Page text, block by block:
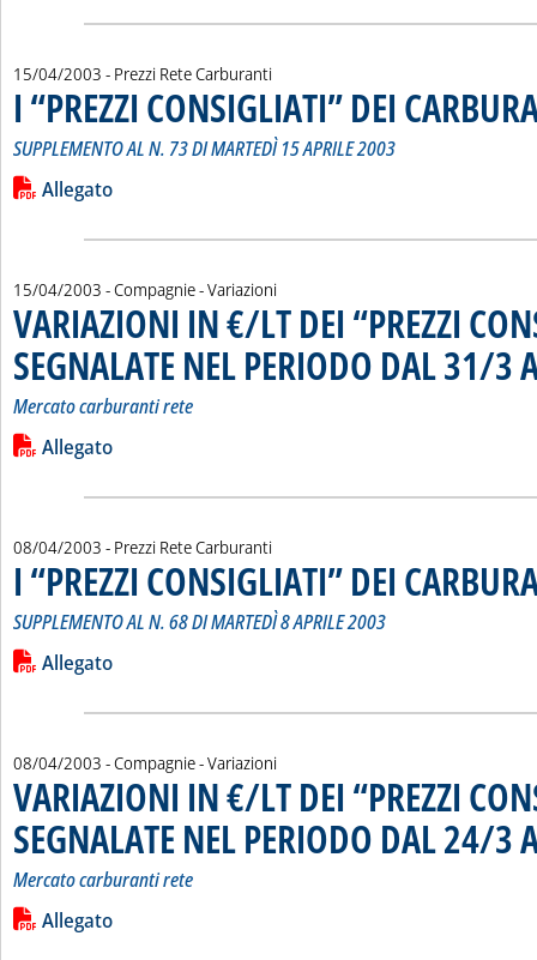
15/04/2003 - Prezzi Rete Carburanti
I “PREZZI CONSIGLIATI” DEI
SUPPLEMENTO AL N. 73 DI MARTEDÌ 15 APRILE 2003
Leggi tutta la notizia: 'I “PREZZI CONSIGLIATI” DEI
Lista allegati PDF alla notizia
Allegato
15/04/2003 - Compagnie - Variazioni
VARIAZIONI IN €/LT DEI “PREZZI
SEGNALATE NEL PERIODO DAL 31/3
Mercato carburanti rete
Leggi tutta la notizia: 'VARIAZIONI IN €/LT DEI “PREZZI
Lista allegati PDF alla notizia
Allegato
08/04/2003 - Prezzi Rete Carburanti
I “PREZZI CONSIGLIATI” DEI
SUPPLEMENTO AL N. 68 DI MARTEDÌ 8 APRILE 2003
Leggi tutta la notizia: 'I “PREZZI CONSIGLIATI” DEI
Lista allegati PDF alla notizia
Allegato
08/04/2003 - Compagnie - Variazioni
VARIAZIONI IN €/LT DEI “PREZZI
SEGNALATE NEL PERIODO DAL 24/3
Mercato carburanti rete
Leggi tutta la notizia: 'VARIAZIONI IN €/LT DEI “PREZZI
Lista allegati PDF alla notizia
Allegato